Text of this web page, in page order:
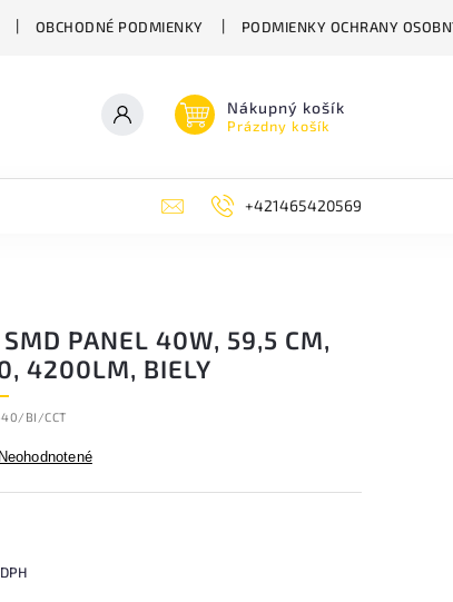
OBCHODNÉ PODMIENKY PODMIENKY OCHRANY
Nákupný košík
Prázdny košík
+421465420569
PANEL 40W, 59,5 CM,
4200LM, BIELY
40/BI/CCT
Neohodnotené